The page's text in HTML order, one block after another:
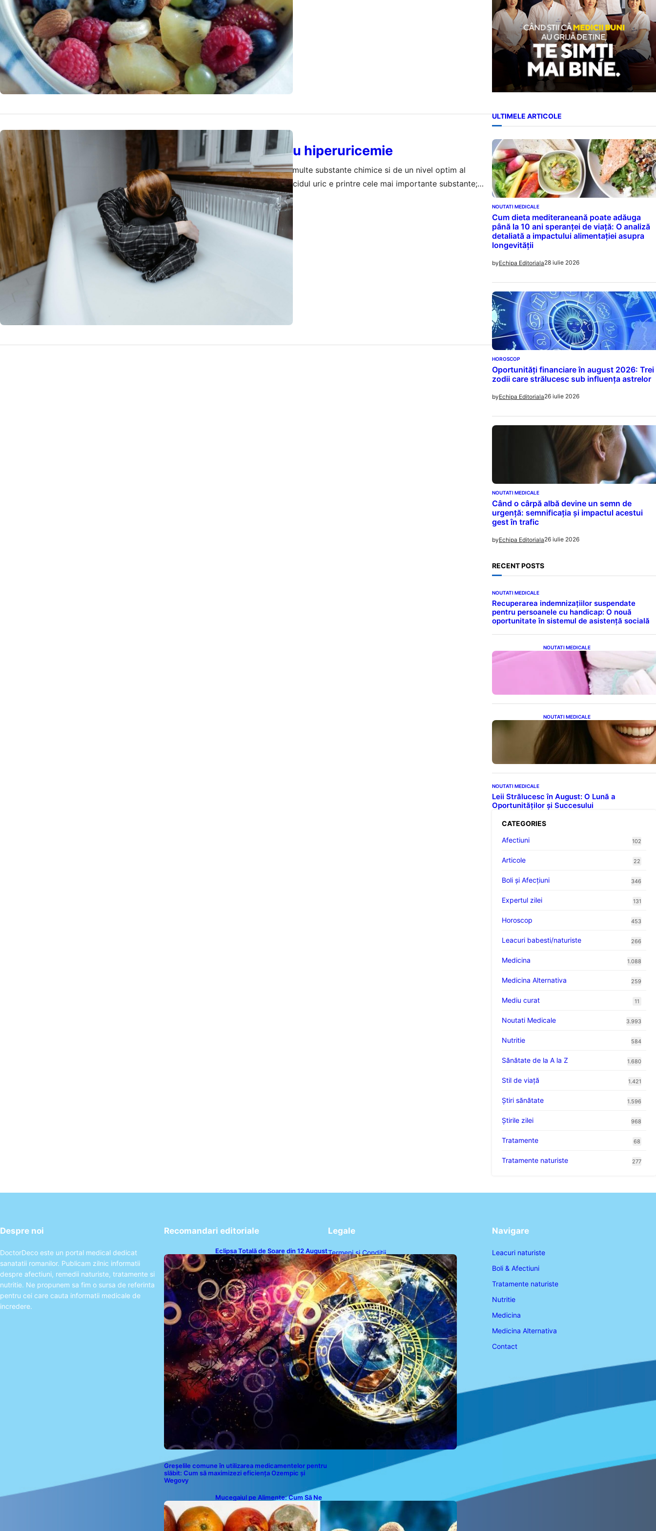
LEACURI BABESTI/NATURISTE
Leacuri babesti pentru hiperuricemie
Organismul uman depinde de foarte multe substante chimice si de un nivel optim al
acestora ca sa functioneze corect. Acidul uric e printre cele mai importante substante;
nivelurile sale sunt fluctuante mai mereu, insa in general se mentin in limite normale. Ce
mancam, ce bem influenteaza direct si acidul uric din corp. Acumularea sa in…
byDoctor D. 18 noiembrie 2024
ULTIMELE ARTICOLE
NOUTATI MEDICALE
Cum dieta mediteraneană poate adăuga
până la 10 ani speranței de viață: O analiză
detaliată a impactului alimentației asupra
longevității
byEchipa Editoriala28 iulie 2026
HOROSCOP
Oportunități financiare în august 2026: Trei
zodii care strălucesc sub influența astrelor
byEchipa Editoriala26 iulie 2026
NOUTATI MEDICALE
Când o cârpă albă devine un semn de
urgență: semnificația și impactul acestui
gest în trafic
byEchipa Editoriala26 iulie 2026
RECENT POSTS
NOUTATI MEDICALE
Recuperarea indemnizațiilor suspendate
pentru persoanele cu handicap: O nouă
oportunitate în sistemul de asistență socială
NOUTATI MEDICALE
Tampoanele menstruale: O
analiză profundă a riscurilor
legate de metale toxice
NOUTATI MEDICALE
Ceaiul – Băutura care
protejează inima: Descoperiri
recente despre beneficiile
consumului zilnic
NOUTATI MEDICALE
Leii Strălucesc în August: O Lună a
Oportunităților și Succesului
CATEGORIES
Afectiuni
102
Articole 22
Boli și Afecțiuni 346
Expertul zilei 131
Horoscop 453
Leacuri babesti/naturiste 266
Medicina 1.088
Medicina Alternativa 259
Mediu curat 11
Noutati Medicale 3.993
Nutritie 584
Sănătate de la A la Z 1.680
Stil de viaţă 1.421
Ştiri sănătate 1.596
Știrile zilei 968
Tratamente 68
Tratamente naturiste 277
Despre noi
DoctorDeco este un portal medical dedicat
sanatatii romanilor. Publicam zilnic informatii
despre afectiuni, remedii naturiste, tratamente si
nutritie. Ne propunem sa fim o sursa de referinta
pentru cei care cauta informatii medicale de
incredere.
Recomandari editoriale
Eclipsa Totală de Soare din 12 August
2026: O Analiză a Impactului asupra
Trei Zodii și a Ciclului de 18 Ani
Greșelile comune în utilizarea medicamentelor pentru
slăbit: Cum să maximizezi eficiența Ozempic și
Wegovy
Mucegaiul pe Alimente: Cum Să Ne
Legale
Termeni și Condiții
Politica de Confidențialitate
Politica de Cookies
Disclaimer
Contact
Navigare
Leacuri naturiste
Boli & Afectiuni
Tratamente naturiste
Nutritie
Medicina
Medicina Alternativa
Contact